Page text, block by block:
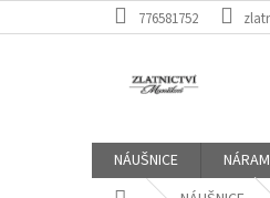
na
776581752
NÁUŠNICE